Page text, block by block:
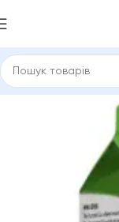
порожнини рота